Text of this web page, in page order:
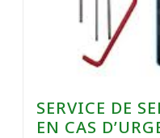
SERVICE DE
EN CAS